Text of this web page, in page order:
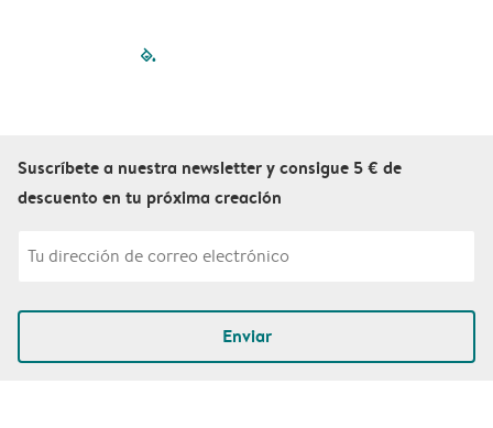
filled-pagination
Suscríbete a nuestra newsletter y consigue 5 € de
descuento en tu próxima creación
Enviar